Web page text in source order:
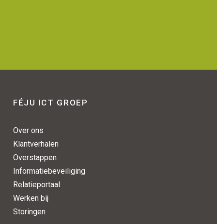
FÉJU ICT GROEP
Over ons
Klantverhalen
Overstappen
Informatiebeveiliging
Relatieportaal
Werken bij
Storingen